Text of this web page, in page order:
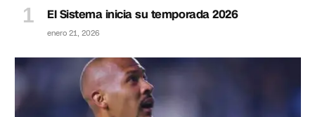
El Sistema inicia su temporada 2026
enero 21, 2026